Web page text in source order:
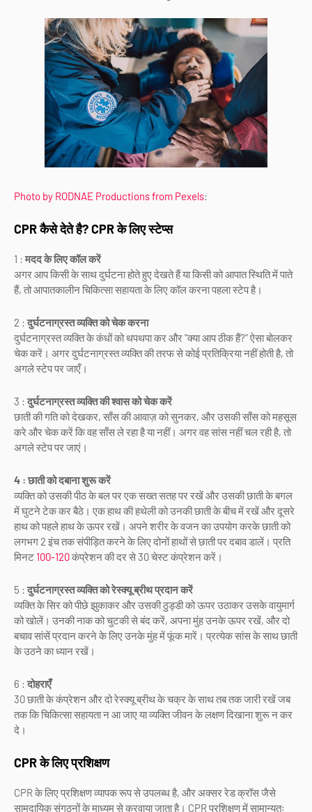
Photo by RODNAE Productions from Pexels:
CPR कैसे देते है? CPR के लिए स्टेप्स
1 : मदद के लिए कॉल करें
अगर आप किसी के साथ दुर्घटना होते हुए देखते हैं या किसी को आपात स्थिति में पाते
हैं, तो आपातकालीन चिकित्सा सहायता के लिए कॉल करना पहला स्टेप है।
2 : दुर्घटनाग्रस्त व्यक्ति को चेक करना
दुर्घटनाग्रस्त व्यक्ति के कंधों को थपथपा कर और "क्या आप ठीक हैं?" ऐसा बोलकर
चेक करें। अगर दुर्घटनाग्रस्त व्यक्ति की तरफ से कोई प्रतिक्रिया नहीं होती है, तो
अगले स्टेप पर जाएँ।
3 : दुर्घटनाग्रस्त व्यक्ति की श्वास को चेक करें
छाती की गति को देखकर, साँस की आवाज़ को सुनकर, और उसकी साँस को महसूस
करे और चेक करें कि वह साँस ले रहा है या नहीं। अगर वह सांस नहीं चल रही है, तो
अगले स्टेप पर जाएं।
4 : छाती को दबाना शुरू करें
व्यक्ति को उसकी पीठ के बल पर एक सख्त सतह पर रखें और उसकी छाती के बगल
में घुटने टेक कर बैठे। एक हाथ की हथेली को उनकी छाती के बीच में रखें और दूसरे
हाथ को पहले हाथ के ऊपर रखें। अपने शरीर के वजन का उपयोग करके छाती को
लगभग 2 इंच तक संपीड़ित करने के लिए दोनों हाथों से छाती पर दबाव डालें। प्रति
मिनट 100-120कंप्रेशन की दर से 30 चेस्ट कंप्रेशन करें।
5 : दुर्घटनाग्रस्त व्यक्ति को रेस्क्यू ब्रीथ प्रदान करें
व्यक्ति के सिर को पीछे झुकाकर और उसकी ठुड्डी को ऊपर उठाकर उसके वायुमार्ग
को खोलें। उनकी नाक को चुटकी से बंद करें, अपना मुंह उनके ऊपर रखें, और दो
बचाव सांसें प्रदान करने के लिए उनके मुंह में फूंक मारें। प्रत्येक सांस के साथ छाती
के उठने का ध्यान रखें।
6 : दोहराएँ
30 छाती के कंप्रेशन और दो रेस्क्यू ब्रीथ के चक्र के साथ तब तक जारी रखें जब
तक कि चिकित्सा सहायता न आ जाए या व्यक्ति जीवन के लक्षण दिखाना शुरू न कर
दे।
CPR के लिए प्रशिक्षण
CPR के लिए प्रशिक्षण व्यापक रूप से उपलब्ध है, और अक्सर रेड क्रॉस जैसे
सामुदायिक संगठनों के माध्यम से करवाया जाता है। CPR प्रशिक्षण में सामान्यतः